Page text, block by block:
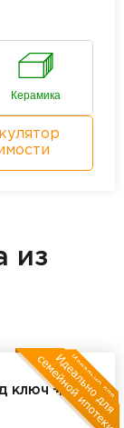
Керамика
из
ключ 🌟